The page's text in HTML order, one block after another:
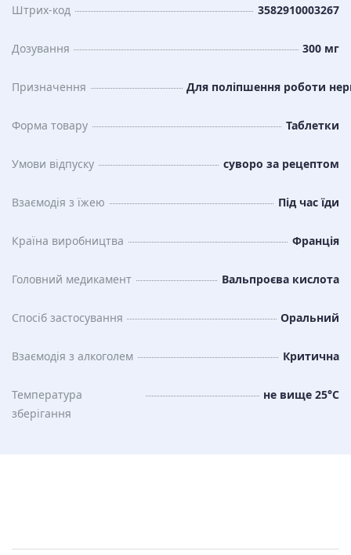
Штрих-код 3582910003267
Дозування 300 мг
Призначення Для поліпшення роботи
Форма товару Таблетки
Умови відпуску суворо за рецептом
Взаємодія з їжею Під час їди
Країна виробництва Франція
Головний медикамент Вальпроєва кислота
Спосіб застосування Оральний
Взаємодія з алкоголем Критична
Температура
зберiгання
не вище 25°C